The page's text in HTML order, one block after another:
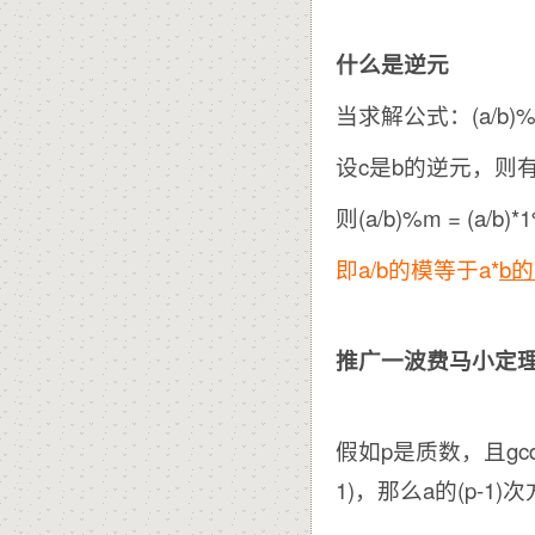
什么是逆元
当求解公式：(a/
设c是b的逆元，则
则(a/b)%m = (a/
即a/b的模等于a*b
推广一波费马小定
假如p是质数，且
1)，那么a的(p-1)